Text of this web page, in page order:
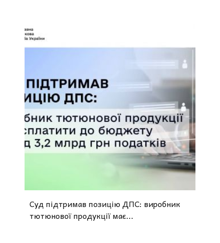
Суд підтримав позицію ДПС: виробник
тютюнової продукції має...